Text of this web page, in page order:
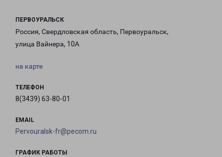
ПЕРВОУРАЛЬСК
Россия, Свердловская область, Первоуральск,
улица Вайнера, 10А
на карте
ТЕЛЕФОН
8(3439) 63-80-01
EMAIL
Pervouralsk-fr@pecom.ru
ГРАФИК РАБОТЫ